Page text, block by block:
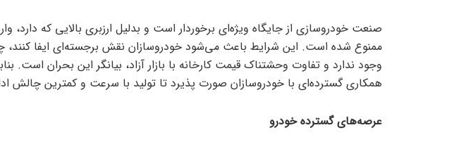
صنعت خودروسازی از جایگاه ویژه‌ای برخوردار است و بدلیل ارزبری بالایی که
ممنوع شده است. این شرایط باعث می‌شود خودروسازان نقش برجسته‌ای ایفا کنند،
وجود ندارد و تفاوت وحشتناک قیمت کارخانه با بازار آزاد، بیانگر این بحران است.
همکاری گسترده‌ای با خودروسازان صورت پذیرد تا تولید با سرعت و کمترین چالش
عرصه‌های گسترده خودرو